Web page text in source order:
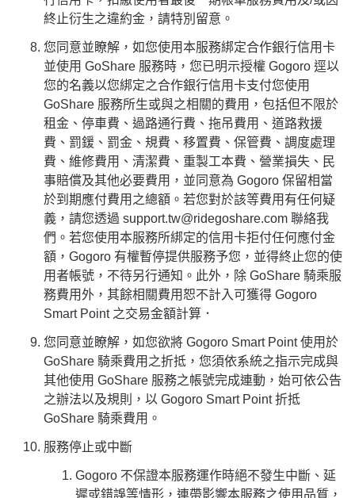
終止衍生之違約金，請特別留意。
您同意並瞭解，如您使用本服務綁定合作銀行信用卡
並使用 GoShare 服務時，您已明示授權 Gogoro 逕以
您的名義以您綁定之合作銀行信用卡支付您使用
GoShare 服務所生或與之相關的費用，包括但不限於
租金、停車費、過路通行費、拖吊費用、道路救援
費、罰鍰、罰金、規費、移置費、保管費、調度處理
費、維修費用、清潔費、重製工本費、營業損失、民
事賠償及其他必要費用，並同意為 Gogoro 保留相當
於到期應付費用之總額。若您對於該等費用有任何疑
義，請您透過 support.tw@ridegoshare.com 聯絡我
們。若您使用本服務所綁定的信用卡拒付任何應付金
額，Gogoro 有權暫停提供服務予您，並得終止您的使
用者帳號，不待另行通知。此外，除 GoShare 騎乘服
務費用外，其餘相關費用恕不計入可獲得 Gogoro
Smart Point 之交易金額計算．
您同意並瞭解，如您欲將 Gogoro Smart Point 使用於
GoShare 騎乘費用之折抵，您須依系統之指示完成與
其他使用 GoShare 服務之帳號完成連動，始可依公告
之辦法以及規則，以 Gogoro Smart Point 折抵
GoShare 騎乘費用。
服務停止或中斷
Gogoro 不保證本服務運作時絕不發生中斷、延
遲或錯誤等情形，連帶影響本服務之使用品質，